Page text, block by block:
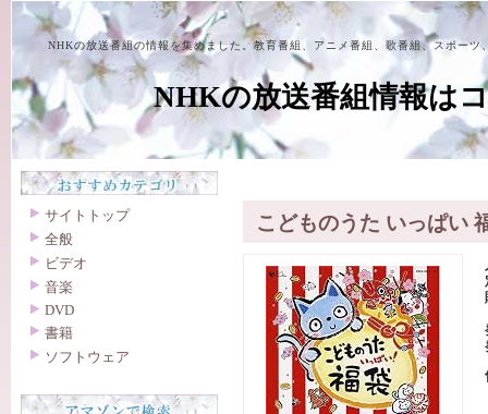
NHKの放送番組の情報を集めました。教育番組、アニメ番組、歌番組、スポー
NHKの放送番組情報は
こどものうた いっぱい
サイトトップ
全般
ビデオ
音楽
DVD
書籍
ソフトウェア